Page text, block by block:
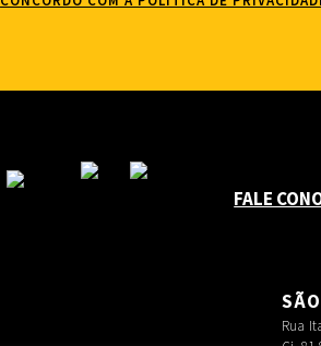
FALE
Rua